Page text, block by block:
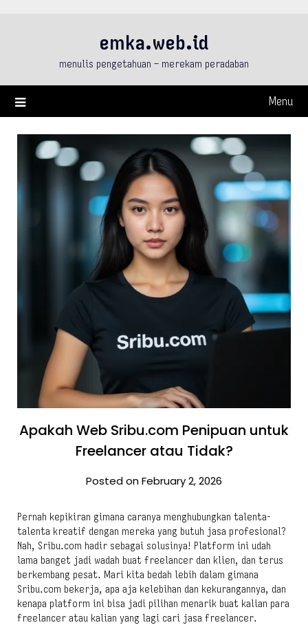
emka.web.id
menulis pengetahuan – merekam peradaban
Menu
Apakah Web Sribu.com Penipuan untuk
Freelancer atau Tidak?
Posted on February 2, 2026
Pernah kepikiran gimana caranya menghubungkan talenta-
talenta kreatif dengan mereka yang butuh jasa profesional?
Nah, Sribu.com hadir sebagai solusinya! Platform ini udah
lama banget jadi wadah buat freelancer dan klien, dan terus
berkembang pesat. Mari kita bedah lebih dalam gimana
Sribu.com bekerja, apa aja kelebihan dan kekurangannya, dan
kenapa platform ini bisa jadi pilihan menarik buat kalian para
freelancer atau kalian yang lagi cari jasa freelancer.